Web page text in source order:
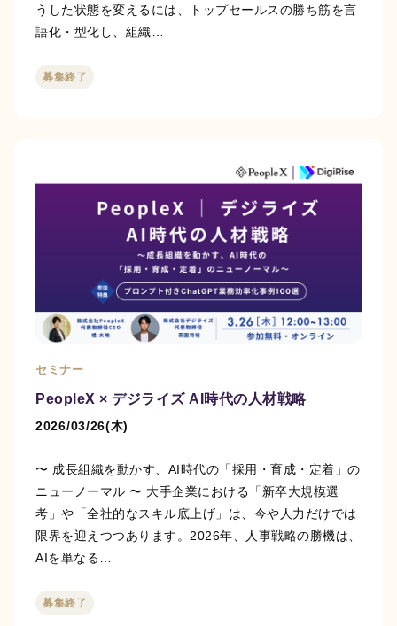
うした状態を変えるには、トップセールスの勝ち筋を言
語化・型化し、組織…
募集終了
セミナー
PeopleX × デジライズ AI時代の人材戦略
2026/03/26(木)
〜 成長組織を動かす、AI時代の「採用・育成・定着」の
ニューノーマル 〜 大手企業における「新卒大規模選
考」や「全社的なスキル底上げ」は、今や人力だけでは
限界を迎えつつあります。2026年、人事戦略の勝機は、
AIを単なる…
募集終了